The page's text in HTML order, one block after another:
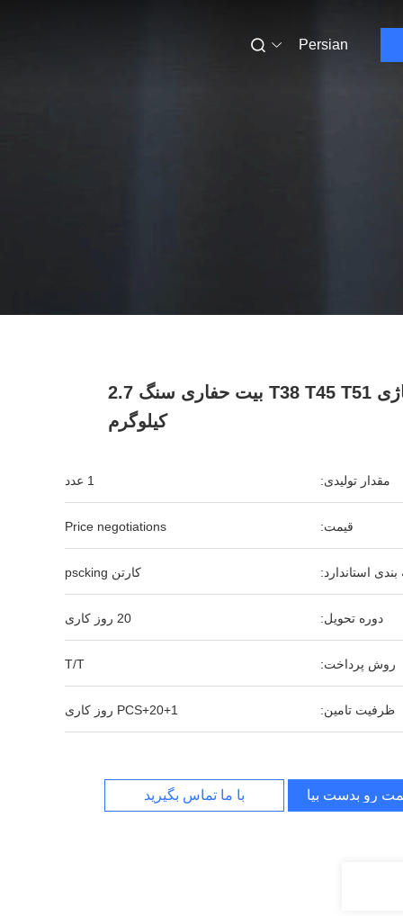
Persian
فولاد آلیاژی T38 T45 T51 بیت حفاری سنگ 2.7
کیلوگرم
مقدار تولیدی: 1 عدد
قیمت: Price negotiations
استاندارد: کارتن pscking
دوره تحویل: 20 روز کاری
روش پرداخت: T/T
ظرفیت تامین: 1+PCS+20 روز کاری
رو بدست بیار با ما تماس بگیرید